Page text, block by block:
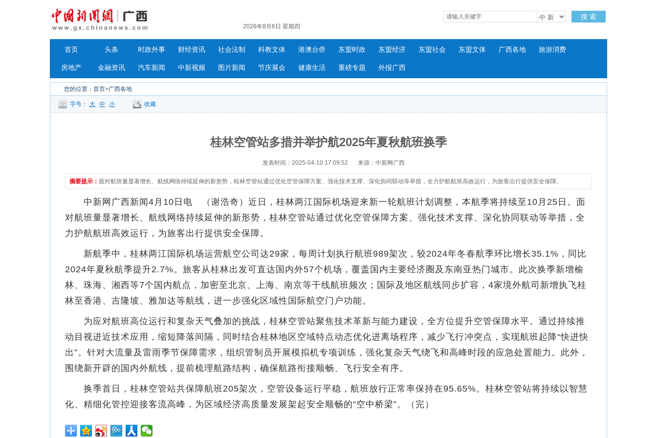
2026年8月6日 星期四
搜 索
首页 头条 时政外事 财经资讯 社会法制 科教文体 港澳台侨 东盟时政 东盟经济 东盟社会 东盟文体 广西各地 旅游消费
房地产 金融资讯 汽车新闻 中新视频 图片新闻 节庆展会 健康生活 重磅专题 外报广西
您的位置： 首页>广西各地
字号： 大 中 小 收藏
桂林空管站多措并举护航2025年夏秋航班换季
发表时间：2025-04-10 17:09:52 来源：中新网广西
摘要提示： 面对航班量显著增长、航线网络持续延伸的新形势，桂林空管站通过优化空管保障方案、强化技术支撑、深化协同联动等举措，全力护航航班高效运行，为旅客出行提供安全保障。
中新网广西新闻4月10日电 （谢浩奇）近日，桂林两江国际机场迎来新一轮航班计划调整，本航季将持续至10月25日。面
对航班量显著增长、航线网络持续延伸的新形势，桂林空管站通过优化空管保障方案、强化技术支撑、深化协同联动等举措，全
力护航航班高效运行，为旅客出行提供安全保障。
新航季中，桂林两江国际机场运营航空公司达29家，每周计划执行航班989架次，较2024年冬春航季环比增长35.1%，同比
2024年夏秋航季提升2.7%。旅客从桂林出发可直达国内外57个机场，覆盖国内主要经济圈及东南亚热门城市。此次换季新增榆
林、珠海、湘西等7个国内航点，加密至北京、上海、南京等干线航班频次；国际及地区航线同步扩容，4家境外航司新增执飞桂
林至香港、吉隆坡、雅加达等航线，进一步强化区域性国际航空门户功能。
为应对航班高位运行和复杂天气叠加的挑战，桂林空管站聚焦技术革新与能力建设，全方位提升空管保障水平。通过持续推
动目视进近技术应用，缩短降落间隔，同时结合桂林地区空域特点动态优化进离场程序，减少飞行冲突点，实现航班起降“快进快
出”。针对大流量及雷雨季节保障需求，组织管制员开展模拟机专项训练，强化复杂天气绕飞和高峰时段的应急处置能力。此外，
围绕新开辟的国内外航线，提前梳理航路结构，确保航路衔接顺畅、飞行安全有序。
换季首日，桂林空管站共保障航班205架次，空管设备运行平稳，航班放行正常率保持在95.65%。桂林空管站将持续以智慧
化、精细化管控迎接客流高峰，为区域经济高质量发展架起安全顺畅的“空中桥梁”。（完）